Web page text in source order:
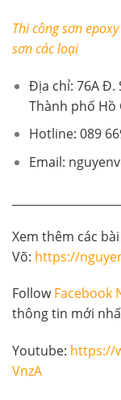
Thi công sơn
sơn các loại
Địa chỉ: 76A Đ.
Thành phố Hồ
Hotline: 089
Email:
Xem thêm các
Võ: https://
Follow Facebook
thông tin mới
Youtube: https://
VnzA